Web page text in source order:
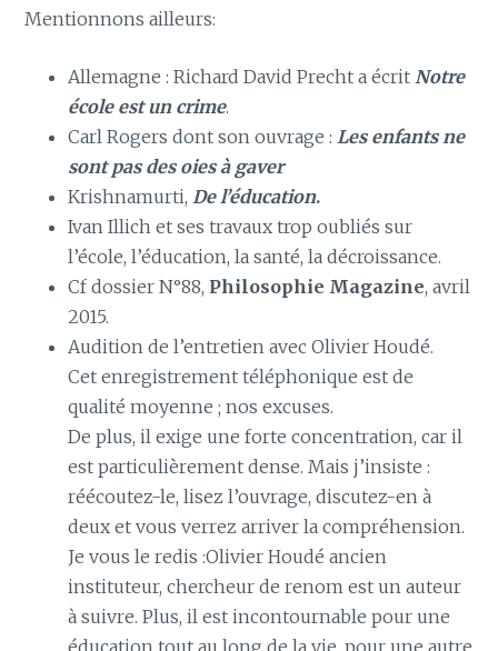
Mentionnons ailleurs:
Allemagne : Richard David Precht a écrit Notre
école est un crime.
Carl Rogers dont son ouvrage : Les enfants ne
sont pas des oies à gaver
Krishnamurti, De l’éducation.
Ivan Illich et ses travaux trop oubliés sur
l’école, l’éducation, la santé, la décroissance.
Cf dossier N°88, Philosophie Magazine, avril
2015.
Audition de l’entretien avec Olivier Houdé.
Cet enregistrement téléphonique est de
qualité moyenne ; nos excuses.
De plus, il exige une forte concentration, car il
est particulièrement dense. Mais j’insiste :
réécoutez-le, lisez l’ouvrage, discutez-en à
deux et vous verrez arriver la compréhension.
Je vous le redis :Olivier Houdé ancien
instituteur, chercheur de renom est un auteur
à suivre. Plus, il est incontournable pour une